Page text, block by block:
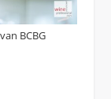
BCBG